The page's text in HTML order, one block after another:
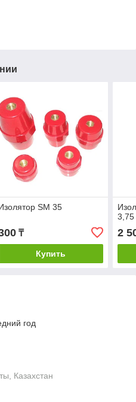
SM 35
₸
Купить
3,75
2
год
Казахстан